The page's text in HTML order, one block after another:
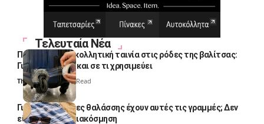
Τελευταία Νέα
Πολλοί βάζουν κολλητική ταινία στις ρόδες της βαλίτσας:
Γιατί το κάνουν και σε τι χρησιμεύει
Thali Ombre 4 Min Read
Γιατί οι πετσέτες θαλάσσης έχουν αυτές τις γραμμές; Δεν
είναι μόνο για διακόσμηση